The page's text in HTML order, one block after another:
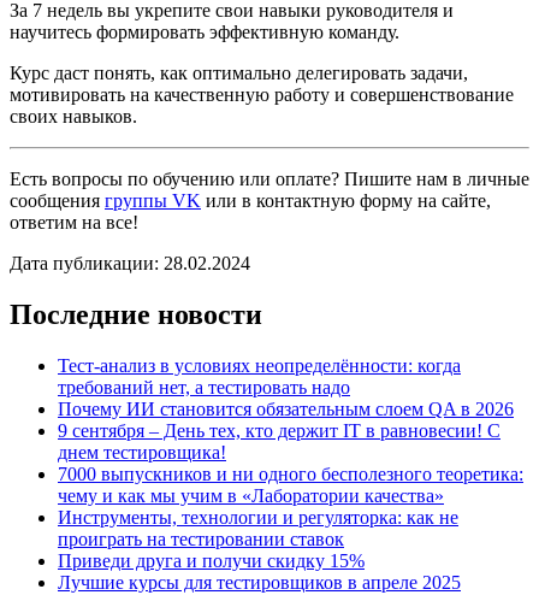
За 7 недель вы укрепите свои навыки руководителя и
научитесь формировать эффективную команду.
Курс даст понять, как оптимально делегировать задачи,
мотивировать на качественную работу и совершенствование
своих навыков.
Есть вопросы по обучению или оплате? Пишите нам в личные
сообщения группы VK или в контактную форму на сайте,
ответим на все!
Дата публикации: 28.02.2024
Последние новости
Тест-анализ в условиях неопределённости: когда
требований нет, а тестировать надо
Почему ИИ становится обязательным слоем QA в 2026
9 сентября – День тех, кто держит IT в равновесии! С
днем тестировщика!
7000 выпускников и ни одного бесполезного теоретика:
чему и как мы учим в «Лаборатории качества»
Инструменты, технологии и регуляторка: как не
проиграть на тестировании ставок
Приведи друга и получи скидку 15%
Лучшие курсы для тестировщиков в апреле 2025